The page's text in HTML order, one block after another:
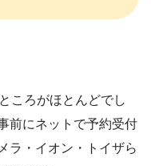
ころがほとんどでし
前にネットで予約受付
ラ・イオン・トイザら